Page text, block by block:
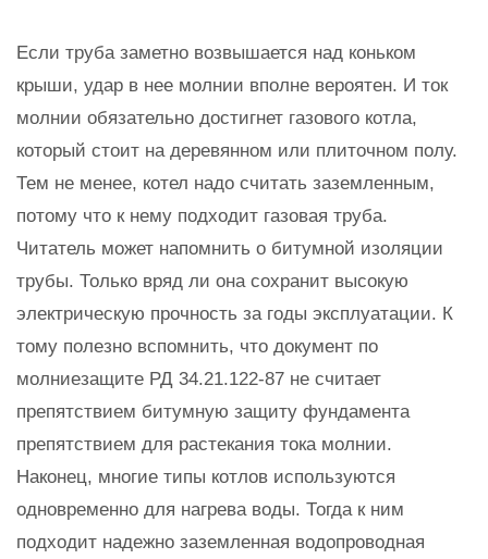
Если труба заметно возвышается над коньком
крыши, удар в нее молнии вполне вероятен. И ток
молнии обязательно достигнет газового котла,
который стоит на деревянном или плиточном полу.
Тем не менее, котел надо считать заземленным,
потому что к нему подходит газовая труба.
Читатель может напомнить о битумной изоляции
трубы. Только вряд ли она сохранит высокую
электрическую прочность за годы эксплуатации. К
тому полезно вспомнить, что документ по
молниезащите РД 34.21.122-87 не считает
препятствием битумную защиту фундамента
препятствием для растекания тока молнии.
Наконец, многие типы котлов используются
одновременно для нагрева воды. Тогда к ним
подходит надежно заземленная водопроводная